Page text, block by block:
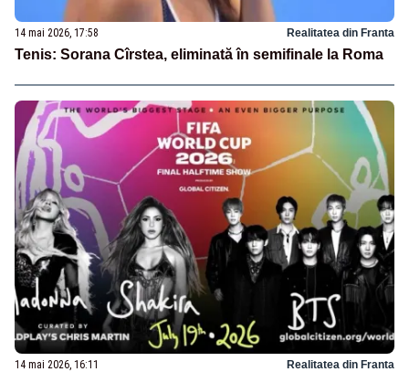
14 mai 2026, 17:58 Realitatea din Franta
Tenis: Sorana Cîrstea, eliminată în semifinale la Roma
14 mai 2026, 16:11 Realitatea din Franta